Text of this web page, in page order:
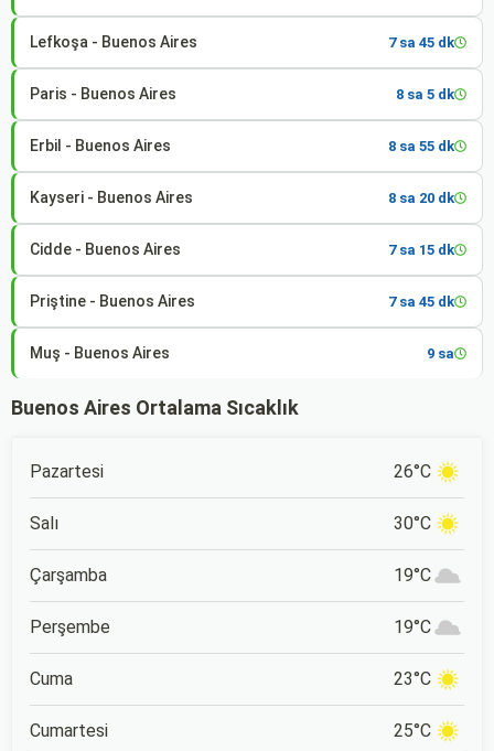
Lefkoşa - Buenos Aires 7 sa 45 dk
Paris - Buenos Aires 8 sa 5 dk
Erbil - Buenos Aires 8 sa 55 dk
Kayseri - Buenos Aires 8 sa 20 dk
Cidde - Buenos Aires 7 sa 15 dk
Priştine - Buenos Aires 7 sa 45 dk
Muş - Buenos Aires 9 sa
Buenos Aires Ortalama Sıcaklık
Pazartesi 26°C
Salı 30°C
Çarşamba 19°C
Perşembe 19°C
Cuma 23°C
Cumartesi 25°C